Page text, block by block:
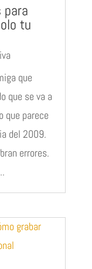
para
tu
que
que se va a
que parece
del 2009.
errores.